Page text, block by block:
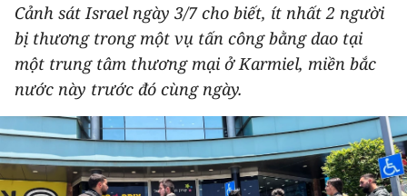
PHÁP LUẬT
DU LỊCH
THẾ GIỚI
THỂ THAO
Cảnh sát Israel ngày 3/7 cho biết, ít nhất 2 người
bị thương trong một vụ tấn công bằng dao tại
một trung tâm thương mại ở Karmiel, miền bắc
nước này trước đó cùng ngày.